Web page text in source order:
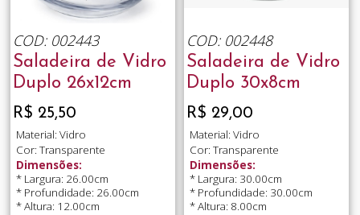
COD: 002443
Saladeira de Vidro
Duplo 26x12cm
R$ 25,50
Material: Vidro
Cor: Transparente
Dimensões:
* Largura: 26.00cm
* Profundidade: 26.00cm
* Altura: 12.00cm
COD: 002448
Saladeira de Vidro
Duplo 30x8cm
R$ 29,00
Material: Vidro
Cor: Transparente
Dimensões:
* Largura: 30.00cm
* Profundidade: 30.00cm
* Altura: 8.00cm